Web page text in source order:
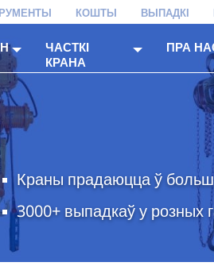
КОШТЫ ВЫПАДКІ
ЧАСТКІ
КРАНА
ПРА
Краны прадаюцца ў
3000+ выпадкаў у розных